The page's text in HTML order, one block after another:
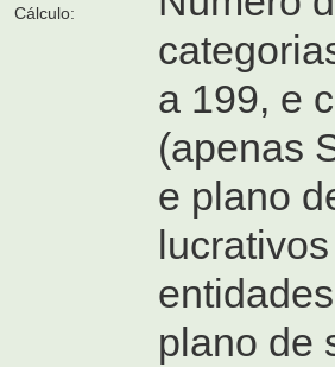
Cálculo:
a 199, e
(apenas
e plano
plano de